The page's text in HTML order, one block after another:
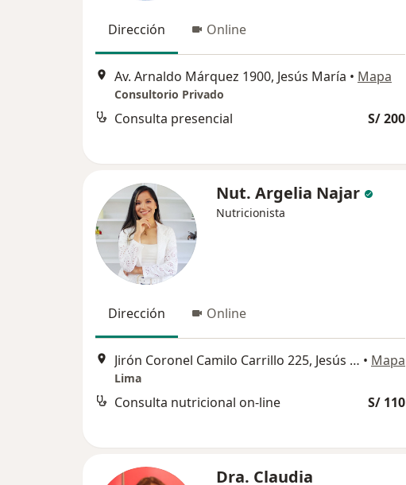
Dirección Online
Av. Arnaldo Márquez 1900, Jesús María • Mapa
Consultorio Privado
Consulta presencial S/ 200
Nut. Argelia Najar
Nutricionista
Dirección Online
Jirón Coronel Camilo Carrillo 225, Jesús María • Mapa
Lima
Consulta nutricional on-line S/ 110
Dra. Claudia